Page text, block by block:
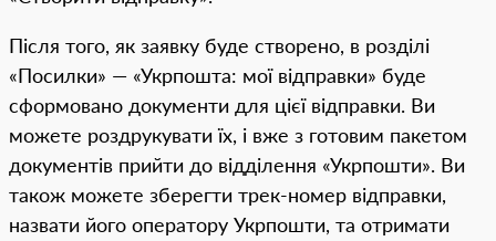
Після того, як заявку буде створено, в розділі
«Посилки» — «Укрпошта: мої відправки» буде
сформовано документи для цієї відправки. Ви
можете роздрукувати їх, і вже з готовим пакетом
документів прийти до відділення «Укрпошти». Ви
також можете зберегти трек-номер відправки,
назвати його оператору Укрпошти, та отримати